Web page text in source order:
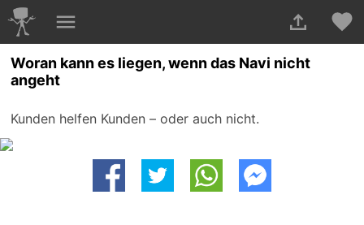
Woran kann es liegen, wenn das Navi nicht
angeht
Kunden helfen Kunden – oder auch nicht.